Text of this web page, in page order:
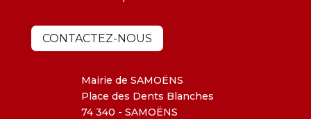
CONTACTEZ-NOUS
Mairie de SAMOËNS
Place des Dents Blanches
74 340 - SAMOËNS